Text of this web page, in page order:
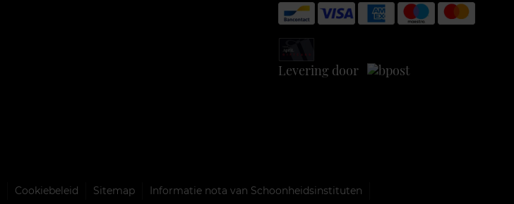
Levering door
Cookiebeleid Sitemap
Informatie nota van Schoonheidsinstituten